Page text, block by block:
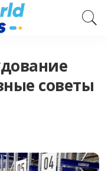
советы